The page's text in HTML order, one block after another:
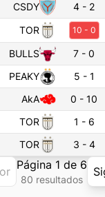
CSDY 4 - 2
TOR 10 - 0
BULLS 7 - 0
PEAKY 5 - 1
AkA 0 - 10
TOR 1 - 6
TOR 3 - 4
Página 1 de 6
80 resultados